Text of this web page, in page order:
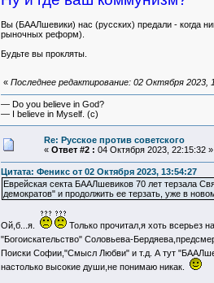
Вы (БААЛшевики) нас (русских) предали - когда
рыночных реформ).
Будьте вы прокляты.
« Последнее редактирование: 02 Октября 2023,
— Do you believe in God?
— I believe in Myself. (c)
Re: Русское против советского
« Ответ #2 : 04 Октября 2023, 22:15:32 »
Цитата: Феникс от 02 Октября 2023, 13:54:27
Еврейская секта БААЛшевиков 70 лет терзала
демократов" и продолжить ее терзать, уже в
Ой,б...я.
Только прочитал,я хоть всерьез
"Богоискательство" Соловьева-
Поиски Софии,"Смысл Любви" и т.д. А тут
настолько высокие души,не понимаю никак.